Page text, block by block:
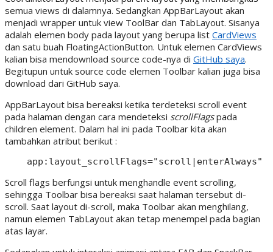
semua views di dalamnya. Sedangkan AppBarLayout akan
menjadi wrapper untuk view ToolBar dan TabLayout. Sisanya
adalah elemen body pada layout yang berupa list CardViews
dan satu buah FloatingActionButton. Untuk elemen CardViews
kalian bisa mendownload source code-nya di GitHub saya.
Begitupun untuk source code elemen Toolbar kalian juga bisa
download dari GitHub saya.
AppBarLayout bisa bereaksi ketika terdeteksi scroll event
pada halaman dengan cara mendeteksi scrollFlagspada
children element. Dalam hal ini pada Toolbar kita akan
tambahkan atribut berikut :
Scroll flags berfungsi untuk menghandle event scrolling,
sehingga Toolbar bisa bereaksi saat halaman tersebut di-
scroll. Saat layout di-scroll, maka Toolbar akan menghilang,
namun elemen TabLayout akan tetap menempel pada bagian
atas layar.